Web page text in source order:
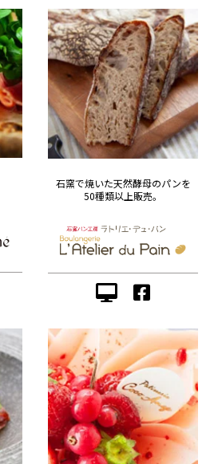
石窯で焼いた天然酵母のパンを
50種類以上販売。